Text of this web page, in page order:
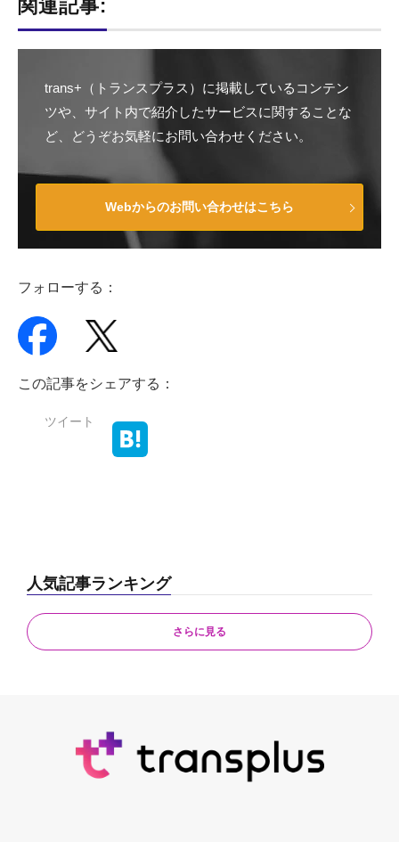
関連記事:
trans+（トランスプラス）に掲載しているコンテン
ツや、サイト内で紹介したサービスに関することな
ど、どうぞお気軽にお問い合わせください。
Webからのお問い合わせはこちら
フォローする：
この記事をシェアする：
ツイート
人気記事ランキング
さらに見る